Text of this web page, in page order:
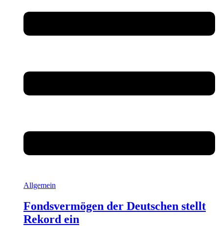
Allgemein
Fondsvermögen der Deutschen stellt
Rekord ein